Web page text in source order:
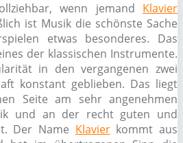
wenn jemand Klavier
ist Musik die schönste Sache
etwas besonderes. Das
der klassischen Instrumente.
in den vergangenen zwei
konstant geblieben. Das liegt
Seite am sehr angenehmen
und an der recht guten und
Der Name Klavierkommt aus